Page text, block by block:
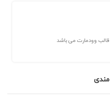
وودمارت می باشد
مندی